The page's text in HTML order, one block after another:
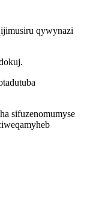
qywynazi
sifuzenomumyse